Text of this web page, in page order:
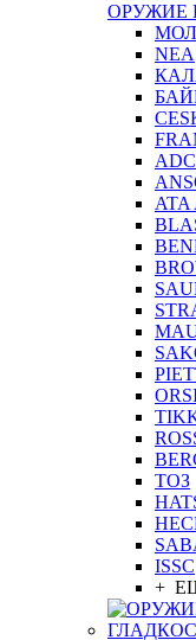
ОРУЖИЕ
NEA
ADC
ATA
ТОЗ
ISSC
+